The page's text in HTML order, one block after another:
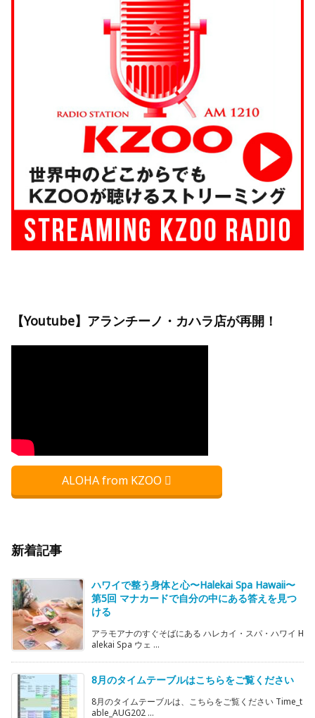
【Youtube】アランチーノ・カハラ店が再開！
ALOHA from KZOO
新着記事
ハワイで整う身体と心〜Halekai Spa Hawaii〜
第5回 マナカードで自分の中にある答えを見つ
ける
アラモアナのすぐそばにある ハレカイ・スパ・ハワイ H
alekai Spa ウェ ...
8月のタイムテーブルはこちらをご覧ください
8月のタイムテーブルは、こちらをご覧ください Time_t
able_AUG202 ...